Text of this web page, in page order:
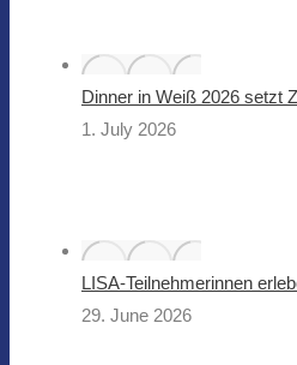
Dinner in Weiß 2026 setzt
1. July 2026
LISA-Teilnehmerinnen
29. June 2026